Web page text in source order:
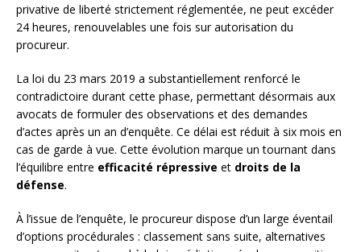
privative de liberté strictement réglementée, ne peut excéder
24 heures, renouvelables une fois sur autorisation du
procureur.
La loi du 23 mars 2019 a substantiellement renforcé le
contradictoire durant cette phase, permettant désormais aux
avocats de formuler des observations et des demandes
d’actes après un an d’enquête. Ce délai est réduit à six mois en
cas de garde à vue. Cette évolution marque un tournant dans
l’équilibre entre efficacité répressive et droits de la
défense.
À l’issue de l’enquête, le procureur dispose d’un large éventail
d’options procédurales : classement sans suite, alternatives